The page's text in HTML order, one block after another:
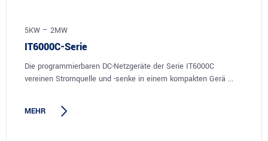
5KW – 2MW
IT6000C-Serie
Die programmierbaren DC-Netzgeräte der Serie IT6000C
vereinen Stromquelle und -senke in einem kompakten Gerä ...
MEHR